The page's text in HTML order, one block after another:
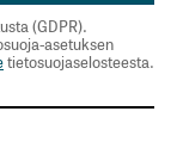
(GDPR).
asetuksen
tietosuojaselosteesta.